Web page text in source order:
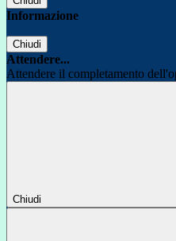
Informazione
Chiudi
Attendere...
Attendere il completamento
Chiudi